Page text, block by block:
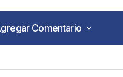
Comentario
Comentario